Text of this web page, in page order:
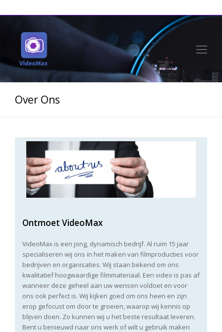
Over Ons
Ontmoet VideoMax
VideoMax is een jong, dynamisch bedrijf. Al ruim 15 jaar
specialiseren wij ons in het maken van filmproducties voor
bedrijven en organisaties. Wij staan bekend om ons
kwalitatief hoogwaardige filmmateriaal. Een video is pas af
wanneer deze geheel aan uw wensen voldoet en voor
ons ook perfect is. Wij kijken goed om ons heen en zijn
erop gefocust om door te groeien, waarop wij kennis op
blijven doen. Zo kunnen wij u het beste resultaat leveren.
Bent u benieuwd naar ons werk of wilt u gebruik maken